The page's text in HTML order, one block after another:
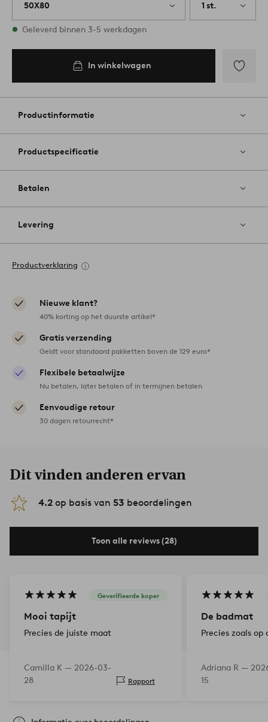
50X80 1 st.
Op voorraad
Geleverd binnen 3-5 werkdagen
In winkelwagen
aan
Productinformatie
Productspecificatie
Betalen
Levering
Productverklaring
Nieuwe klant?
40% korting op het duurste artikel*
Gratis verzending
Geldt voor standaard pakketten boven de 129 euro*
Flexibele betaalwijze
Nu betalen, later betalen of in termijnen betalen
Eenvoudige retour
30 dagen retourrecht*
Dit vinden anderen ervan
4.2 op basis van 53 beoordelingen
Toon alle reviews (28)
Geverifieerde koper
Mooi tapijt
Precies de juiste maat
Camilla K — 2026-03-
28
Rapport
De badmat
Precies zoals op
Adriana R —
15